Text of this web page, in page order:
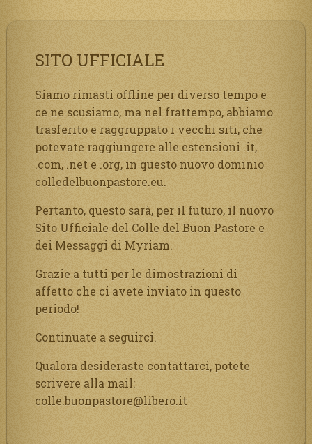
SITO UFFICIALE
Siamo rimasti offline per diverso tempo e
ce ne scusiamo, ma nel frattempo, abbiamo
trasferito e raggruppato i vecchi siti, che
potevate raggiungere alle estensioni .it,
.com, .net e .org, in questo nuovo dominio
colledelbuonpastore.eu.
Pertanto, questo sarà, per il futuro, il nuovo
Sito Ufficiale del Colle del Buon Pastore e
dei Messaggi di Myriam.
Grazie a tutti per le dimostrazioni di
affetto che ci avete inviato in questo
periodo!
Continuate a seguirci.
Qualora desideraste contattarci, potete
scrivere alla mail:
colle.buonpastore@libero.it